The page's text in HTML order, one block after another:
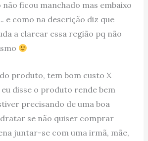
ficou manchado mas embaixo
e como na descrição diz que
a clarear essa região pq não
produto, tem bom custo X
disse o produto rende bem
precisando de uma boa
se não quiser comprar
juntar-se com uma irmã, mãe,